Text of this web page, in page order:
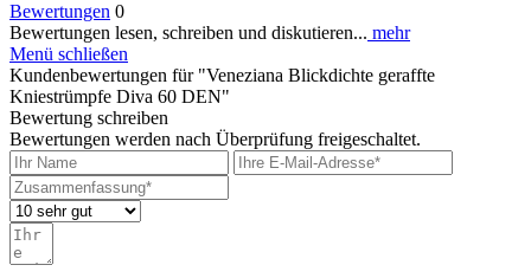
Bewertungen 0
Bewertungen lesen, schreiben und diskutieren... mehr
Menü schließen
Kundenbewertungen für "Veneziana Blickdichte geraffte
Kniestrümpfe Diva 60 DEN"
Bewertung schreiben
Bewertungen werden nach Überprüfung freigeschaltet.